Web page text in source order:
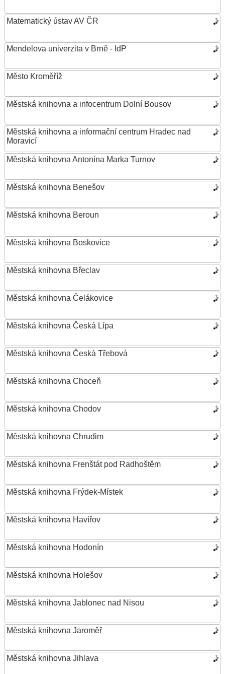
Matematický ústav AV ČR
Mendelova univerzita v Brně - IdP
Město Kroměříž
Městská knihovna a infocentrum Dolní Bousov
Městská knihovna a informační centrum Hradec nad
Moravicí
Městská knihovna Antonína Marka Turnov
Městská knihovna Benešov
Městská knihovna Beroun
Městská knihovna Boskovice
Městská knihovna Břeclav
Městská knihovna Čelákovice
Městská knihovna Česká Lípa
Městská knihovna Česká Třebová
Městská knihovna Choceň
Městská knihovna Chodov
Městská knihovna Chrudim
Městská knihovna Frenštát pod Radhoštěm
Městská knihovna Frýdek-Místek
Městská knihovna Havířov
Městská knihovna Hodonín
Městská knihovna Holešov
Městská knihovna Jablonec nad Nisou
Městská knihovna Jaroměř
Městská knihovna Jihlava